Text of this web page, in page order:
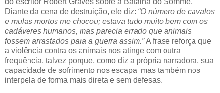
do escritor Robert Graves sobre a Batalha do Somme.
Diante da cena de destruição, ele diz: “O número de cavalos
e mulas mortos me chocou; estava tudo muito bem com os
cadáveres humanos, mas parecia errado que animais
fossem arrastados para a guerra assim.”A frase reforça que
a violência contra os animais nos atinge com outra
frequência, talvez porque, como diz a própria narradora, sua
capacidade de sofrimento nos escapa, mas também nos
interpela de forma mais direta e sem defesas.